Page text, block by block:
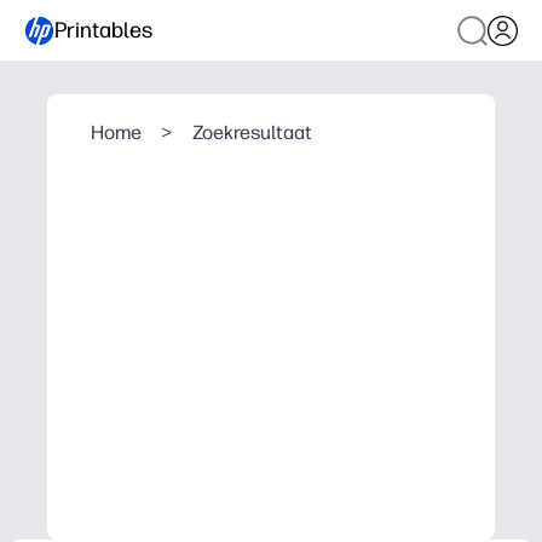
Printables
Home > Zoekresultaat